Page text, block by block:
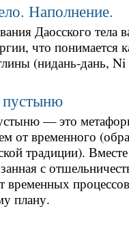
Наполнение.
Даосского тела
что понимается
(нидань-дань,
пустыню
— это
от временного
традиции).
с
временных
плану.